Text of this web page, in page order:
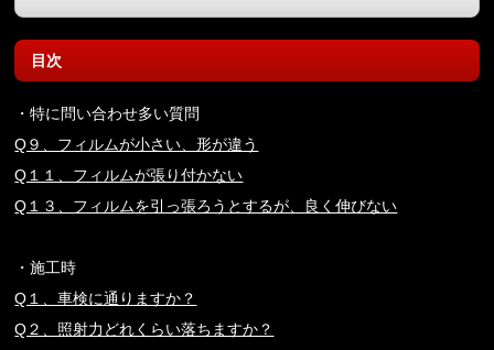
目次
・特に問い合わせ多い質問
Q９、フィルムが小さい、形が違う
Q１１、フィルムが張り付かない
Q１３、フィルムを引っ張ろうとするが、良く伸びない
・施工時
Q１、車検に通りますか？
Q２、照射力どれくらい落ちますか？